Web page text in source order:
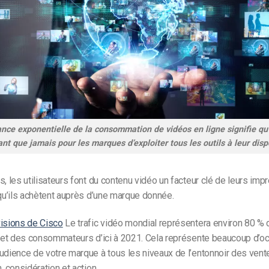
exponentielle de la consommation de vidéos en ligne signifie
que jamais pour les marques d’exploiter tous les outils à leur
les utilisateurs font du contenu vidéo un facteur clé de leurs
achètent auprès d’une marque donnée.
de Cisco Le trafic vidéo mondial représentera environ 80 %
des consommateurs d’ici à 2021. Cela représente beaucoup
de votre marque à tous les niveaux de l’entonnoir des